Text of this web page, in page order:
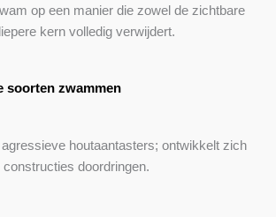
op een manier die zowel de zichtbare
kern volledig verwijdert.
soorten zwammen
houtaantasters; ontwikkelt zich
doordringen.